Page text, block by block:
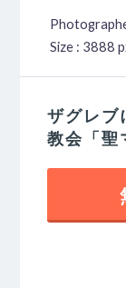
Size : 3888
ザグレブ
教会「聖